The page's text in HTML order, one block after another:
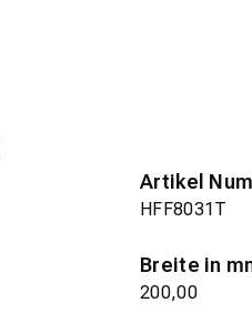
Artikel
HFF8031T
Breite in
200,00